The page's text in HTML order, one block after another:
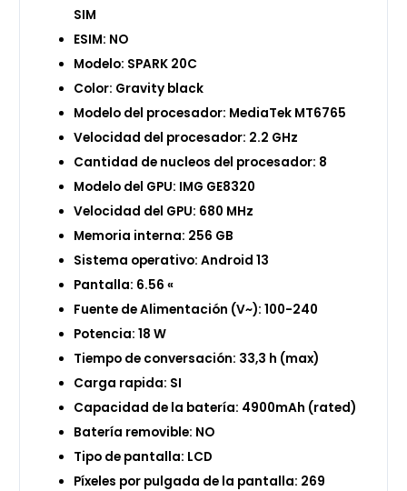
SIM
ESIM: NO
Modelo: SPARK 20C
Color: Gravity black
Modelo del procesador: MediaTek MT6765
Velocidad del procesador: 2.2 GHz
Cantidad de nucleos del procesador: 8
Modelo del GPU: IMG GE8320
Velocidad del GPU: 680 MHz
Memoria interna: 256 GB
Sistema operativo: Android 13
Pantalla: 6.56 «
Fuente de Alimentación (V~): 100-240
Potencia: 18 W
Tiempo de conversación: 33,3 h (max)
Carga rapida: SI
Capacidad de la batería: 4900mAh (rated)
Batería removible: NO
Tipo de pantalla: LCD
Píxeles por pulgada de la pantalla: 269